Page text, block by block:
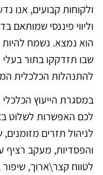
ולקוחות קבועים, אנו
וליווי פיננסי שמותאם
הוא נמצא. נשמח להיות
שבו תזדקקו בתור
להתנהלות הכלכלית
במסגרת הייעוץ הכלכלי
לכם האפשרות לשלוט
לניהול תזרים
והפסדיות, מעקב רציף
לטווח קצר\ארוך,